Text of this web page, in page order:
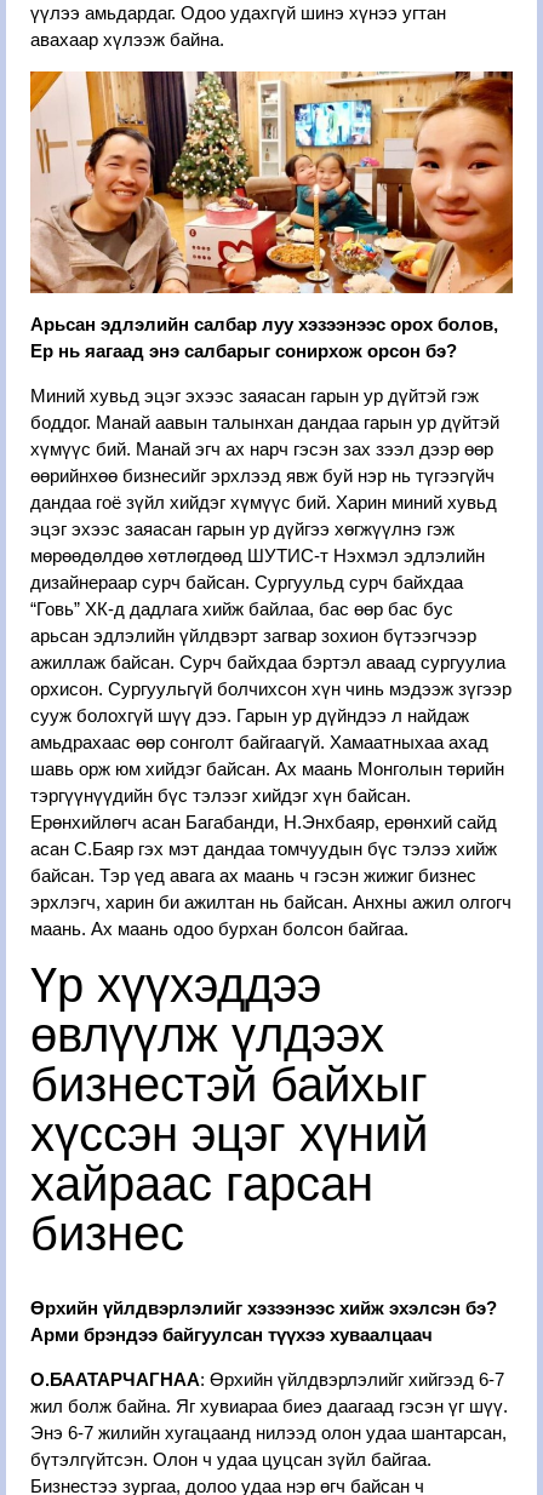
үүлээ амьдардаг. Одоо удахгүй шинэ хүнээ угтан
авахаар хүлээж байна.
Арьсан эдлэлийн салбар луу хэзээнээс орох болов,
Ер нь яагаад энэ салбарыг сонирхож орсон бэ?
Миний хувьд эцэг эхээс заяасан гарын ур дүйтэй гэж
боддог. Манай аавын талынхан дандаа гарын ур дүйтэй
хүмүүс бий. Манай эгч ах нарч гэсэн зах зээл дээр өөр
өөрийнхөө бизнесийг эрхлээд явж буй нэр нь түгээгүйч
дандаа гоё зүйл хийдэг хүмүүс бий. Харин миний хувьд
эцэг эхээс заяасан гарын ур дүйгээ хөгжүүлнэ гэж
мөрөөдөлдөө хөтлөгдөөд ШУТИС-т Нэхмэл эдлэлийн
дизайнераар сурч байсан. Сургуульд сурч байхдаа
“Говь” ХК-д дадлага хийж байлаа, бас өөр бас бус
арьсан эдлэлийн үйлдвэрт загвар зохион бүтээгчээр
ажиллаж байсан. Сурч байхдаа бэртэл аваад сургуулиа
орхисон. Сургуульгүй болчихсон хүн чинь мэдээж зүгээр
сууж болохгүй шүү дээ. Гарын ур дүйндээ л найдаж
амьдрахаас өөр сонголт байгаагүй. Хамаатныхаа ахад
шавь орж юм хийдэг байсан. Ах маань Монголын төрийн
тэргүүнүүдийн бүс тэлээг хийдэг хүн байсан.
Ерөнхийлөгч асан Багабанди, Н.Энхбаяр, ерөнхий сайд
асан С.Баяр гэх мэт дандаа томчуудын бүс тэлээ хийж
байсан. Тэр үед авага ах маань ч гэсэн жижиг бизнес
эрхлэгч, харин би ажилтан нь байсан. Анхны ажил олгогч
маань. Ах маань одоо бурхан болсон байгаа.
Үр хүүхэддээ
өвлүүлж үлдээх
бизнестэй байхыг
хүссэн эцэг хүний
хайраас гарсан
бизнес
Өрхийн үйлдвэрлэлийг хэзээнээс хийж эхэлсэн бэ?
Арми брэндээ байгуулсан түүхээ хуваалцаач
О.БААТАРЧАГНАА: Өрхийн үйлдвэрлэлийг хийгээд 6-7
жил болж байна. Яг хувиараа биеэ даагаад гэсэн үг шүү.
Энэ 6-7 жилийн хугацаанд нилээд олон удаа шантарсан,
бүтэлгүйтсэн. Олон ч удаа цуцсан зүйл байгаа.
Бизнестээ зургаа, долоо удаа нэр өгч байсан ч